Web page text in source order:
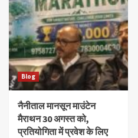
Blog
नैनीताल मानसून माउंटेन
मैराथन 30 अगस्त को,
प्रतियोगिता में प्रवेश के लिए